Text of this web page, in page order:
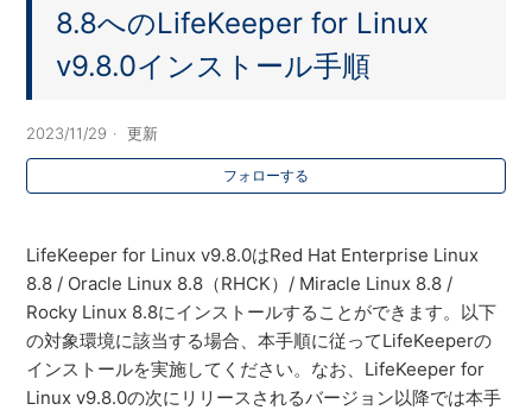
8.8へのLifeKeeper for Linux
v9.8.0インストール手順
2023/11/29 更新
フォローする
LifeKeeper for Linux v9.8.0はRed Hat Enterprise Linux
8.8 / Oracle Linux 8.8（RHCK）/ Miracle Linux 8.8 /
Rocky Linux 8.8にインストールすることができます。以下
の対象環境に該当する場合、本手順に従ってLifeKeeperの
インストールを実施してください。なお、LifeKeeper for
Linux v9.8.0の次にリリースされるバージョン以降では本手